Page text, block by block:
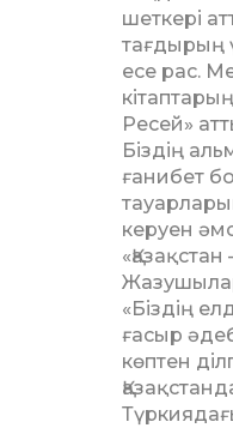
шеткері
тағдырың
есе рас.
Ресей»
Біздің
ғанибет
керуен
«Біздің
ғасыр
көптен